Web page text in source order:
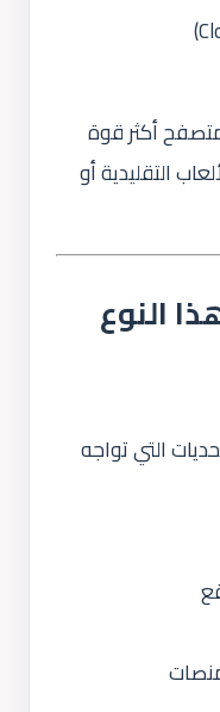
أكثر قوة
التقليدية أو
النوع
التي تواجه